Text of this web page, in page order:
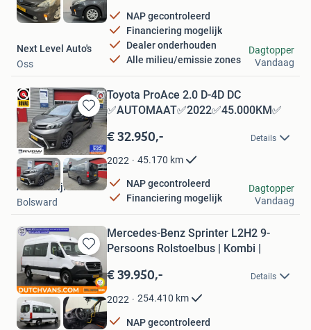
NAP gecontroleerd
Financiering mogelijk
Dealer onderhouden
Alle milieu/emissie zones
Next Level Auto's
Oss
Dagtopper
Vandaag
Bewaren
in
Mijn
Favorieten
Toyota ProAce 2.0 D-4D DC
✅AUTOMAAT✅2022✅45.000KM✅
€ 32.950,- Details
2022 45.170 km
NAP gecontroleerd
Financiering mogelijk
Autobedrijf RvdW
Bolsward
Dagtopper
Vandaag
Bewaren
in
Mijn
Favorieten
Mercedes-Benz Sprinter L2H2 9-
Persoons Rolstoelbus | Kombi |
€ 39.950,- Details
2022 254.410 km
NAP gecontroleerd